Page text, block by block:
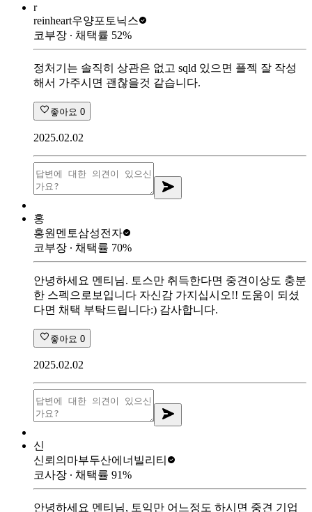
r
reinheart우양포토닉스
코부장 ∙ 채택률 52%
정처기는 솔직히 상관은 없고 sqld 있으면 플젝 잘 작성
해서 가주시면 괜찮을것 같습니다.
좋아요 0
2025.02.02
홍
홍원멘토삼성전자
코부장 ∙ 채택률 70%
안녕하세요 멘티님. 토스만 취득한다면 중견이상도 충분
한 스펙으로보입니다 자신감 가지십시오!! 도움이 되셨
다면 채택 부탁드립니다:) 감사합니다.
좋아요 0
2025.02.02
신
신뢰의마부두산에너빌리티
코사장 ∙ 채택률 91%
안녕하세요 멘티님, 토익만 어느정도 하시면 중견 기업